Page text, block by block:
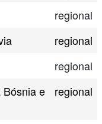
regional
regional
regional
Bósnia e
regional